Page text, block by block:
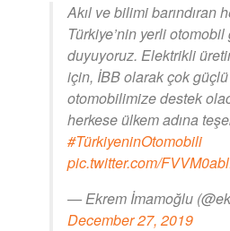
Akıl ve bilimi barındıran
Türkiye’nin yerli
duyuyoruz. Elektrikli
için, İBB olarak çok
otomobilimize destek
herkese ülkem adına
#TürkiyeninOtomobili
pic.twitter.com/
— Ekrem İmamoğlu
December 27, 2019